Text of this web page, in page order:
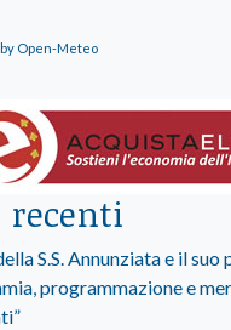
Open-Meteo
S.S. Annunziata e il suo
programmazione e